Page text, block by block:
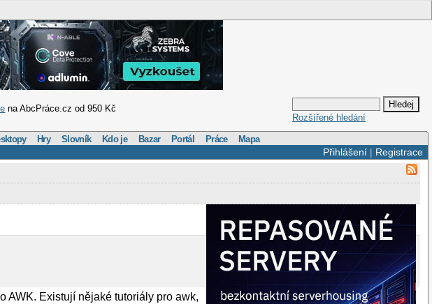
na AbcPráce.cz od 950 Kč
Rozšířené hledání
Hry Slovník Kdo je Bazar Portál Práce Mapa
Přihlášení| Registrace
AWK. Existují nějaké tutoriály pro awk,